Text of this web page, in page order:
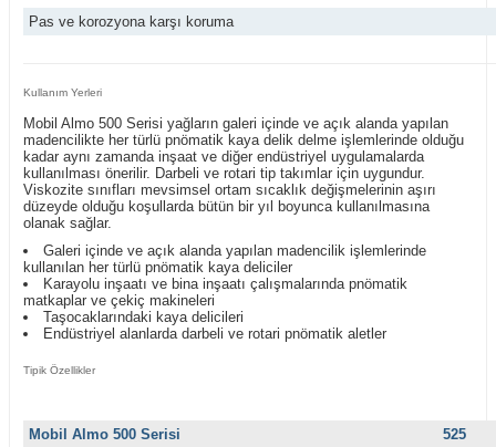
Pas ve korozyona karşı koruma
Kullanım Yerleri
Mobil Almo 500 Serisi yağların galeri içinde ve açık alanda yapılan
madencilikte her türlü pnömatik kaya delik delme işlemlerinde olduğu
kadar aynı zamanda inşaat ve diğer endüstriyel uygulamalarda
kullanılması önerilir. Darbeli ve rotari tip takımlar için uygundur.
Viskozite sınıfları mevsimsel ortam sıcaklık değişmelerinin aşırı
düzeyde olduğu koşullarda bütün bir yıl boyunca kullanılmasına
olanak sağlar.
Galeri içinde ve açık alanda yapılan madencilik işlemlerinde
kullanılan her türlü pnömatik kaya deliciler
Karayolu inşaatı ve bina inşaatı çalışmalarında pnömatik
matkaplar ve çekiç makineleri
Taşocaklarındaki kaya delicileri
Endüstriyel alanlarda darbeli ve rotari pnömatik aletler
Tipik Özellikler
Mobil Almo 500 Serisi
525